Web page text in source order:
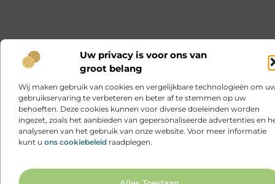
Uw privacy is voor ons van
groot belang
Wij maken gebruik van cookies en vergelijkbare technologieën om
gebruikservaring te verbeteren en beter af te stemmen op uw
behoeften. Deze cookies kunnen voor diverse doeleinden worden
ingezet, zoals het aanbieden van gepersonaliseerde advertenties en
analyseren van het gebruik van onze website. Voor meer informatie
kunt u ons cookiebeleid raadplegen.